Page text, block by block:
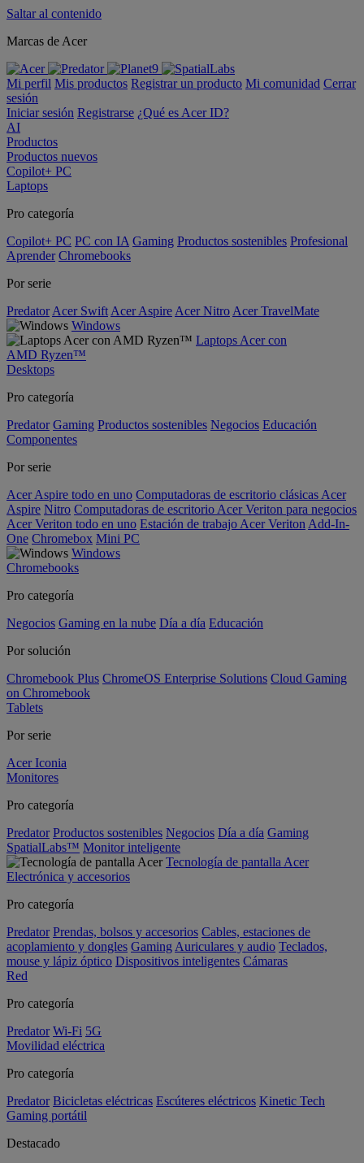
Saltar al contenido
Marcas de Acer
Mi perfil Mis productos Registrar un producto Mi comunidad Cerrar
sesión
Iniciar sesión Registrarse ¿Qué es Acer ID?
AI
Productos
Productos nuevos
Copilot+ PC
Laptops
Pro categoría
Copilot+ PC PC con IA Gaming Productos sostenibles Profesional
Aprender Chromebooks
Por serie
Predator Acer Swift Acer Aspire Acer Nitro Acer TravelMate
Windows
Laptops Acer con
AMD Ryzen™
Desktops
Pro categoría
Predator Gaming Productos sostenibles Negocios Educación
Componentes
Por serie
Acer Aspire todo en uno Computadoras de escritorio clásicas Acer
Aspire Nitro Computadoras de escritorio Acer Veriton para negocios
Acer Veriton todo en uno Estación de trabajo Acer Veriton Add-In-
One Chromebox Mini PC
Windows
Chromebooks
Pro categoría
Negocios Gaming en la nube Día a día Educación
Por solución
Chromebook Plus ChromeOS Enterprise Solutions Cloud Gaming
on Chromebook
Tablets
Por serie
Acer Iconia
Monitores
Pro categoría
Predator Productos sostenibles Negocios Día a día Gaming
SpatialLabs™ Monitor inteligente
Tecnología de pantalla Acer
Electrónica y accesorios
Pro categoría
Predator Prendas, bolsos y accesorios Cables, estaciones de
acoplamiento y dongles Gaming Auriculares y audio Teclados,
mouse y lápiz óptico Dispositivos inteligentes Cámaras
Red
Pro categoría
Predator Wi-Fi 5G
Movilidad eléctrica
Pro categoría
Predator Bicicletas eléctricas Escúteres eléctricos Kinetic Tech
Gaming portátil
Destacado